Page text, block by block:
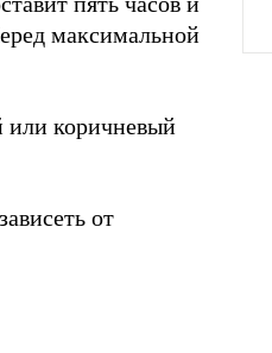
максимальной
или коричневый
от